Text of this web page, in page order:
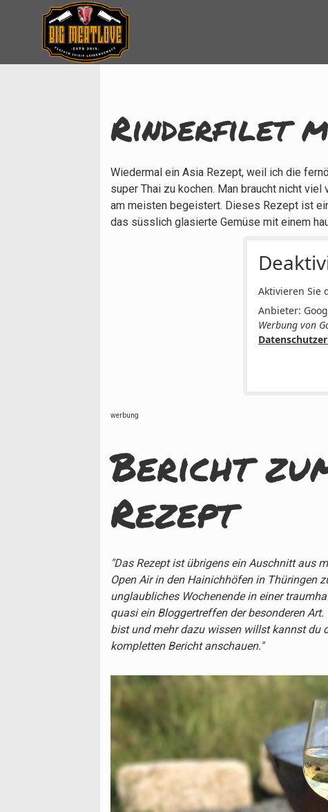
Rinderfilet
Wiedermal ein Asia Rezept, weil ich die
super Thai zu kochen. Man braucht nicht
am meisten begeistert. Dieses Rezept ist
das süsslich glasierte Gemüse mit einem
Aktivieren Sie
Anbieter:
Werbung von
werbung
Bericht
Rezept
"Das Rezept ist übrigens ein Auschnitt aus
Open Air in den Hainichhöfen in Thüringen
unglaubliches Wochenende in einer
quasi ein Bloggertreffen der besonderen
bist und mehr dazu wissen willst kannst du
kompletten Bericht anschauen."